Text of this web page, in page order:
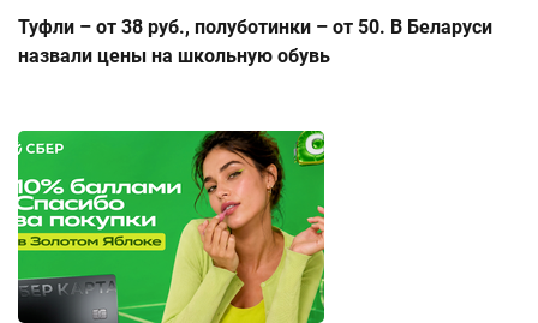
Туфли – от 38 руб., полуботинки – от 50. В Беларуси
назвали цены на школьную обувь